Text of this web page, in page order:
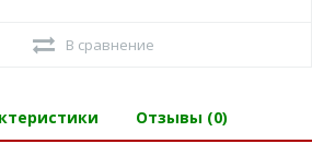
В сравнение
Отзывы (0)